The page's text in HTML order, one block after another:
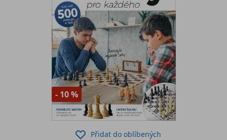
- 10 %
Přidat do oblíbených